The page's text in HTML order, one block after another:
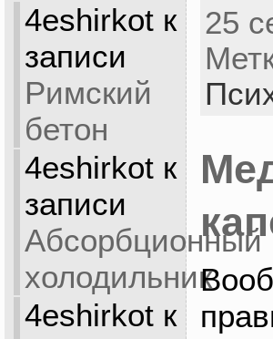
4eshirkotк
записи
Римский
бетон
4eshirkotк
записи
Абсорбционный
холодильник
4eshirkotк
25